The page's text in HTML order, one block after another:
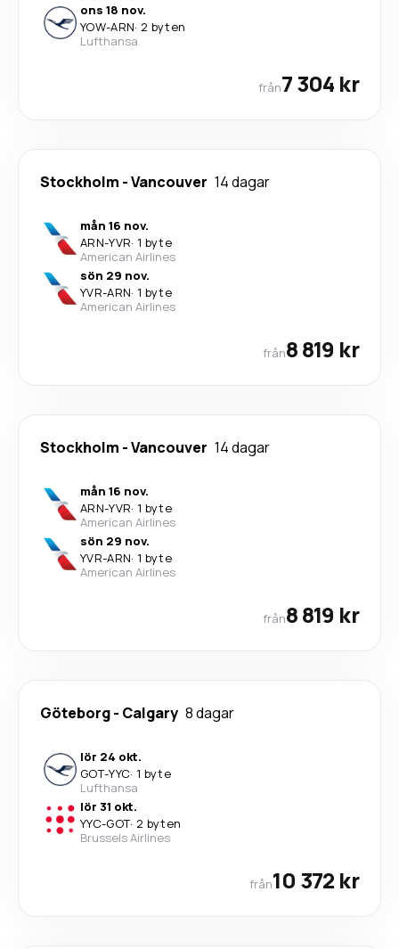
ons 18 nov.
YOW-ARN· 2 byten
Lufthansa
från7 304 kr
Stockholm -Vancouver 14 dagar
mån 16 nov.
ARN-YVR· 1 byte
American Airlines
sön 29 nov.
YVR-ARN· 1 byte
American Airlines
från8 819 kr
Stockholm -Vancouver 14 dagar
mån 16 nov.
ARN-YVR· 1 byte
American Airlines
sön 29 nov.
YVR-ARN· 1 byte
American Airlines
från8 819 kr
Göteborg- Calgary 8 dagar
lör 24 okt.
GOT-YYC· 1 byte
Lufthansa
lör 31 okt.
YYC-GOT· 2 byten
Brussels Airlines
från10 372 kr